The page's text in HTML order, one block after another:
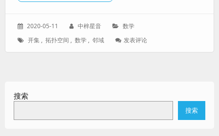
发
于：
2020-05-11
作
中梓星音
分
数学
标
开集 , 拓扑空间 , 数学 , 邻域 发表评论: 邻
空
搜索
搜索